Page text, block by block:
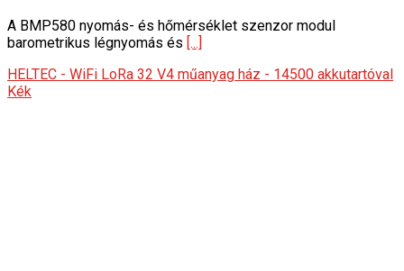
A BMP580 nyomás- és hőmérséklet szenzor modul
barometrikus légnyomás és [...]
HELTEC - WiFi LoRa 32 V4 műanyag ház - 14500 akkutartóval
Kék